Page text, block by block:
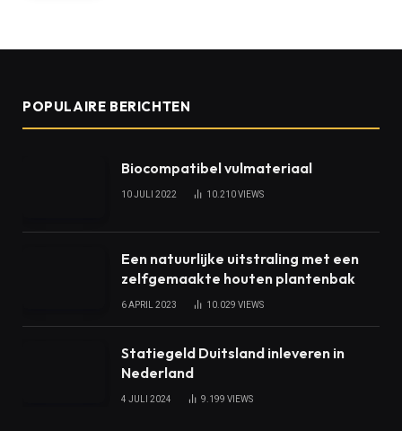
POPULAIRE BERICHTEN
Biocompatibel vulmateriaal
10 JULI 2022 10.210VIEWS
Een natuurlijke uitstraling met een
zelfgemaakte houten plantenbak
6 APRIL 2023 10.029 VIEWS
Statiegeld Duitsland inleveren in
Nederland
4 JULI 2024 9.199 VIEWS